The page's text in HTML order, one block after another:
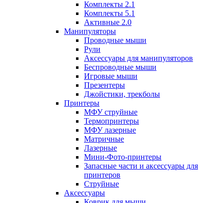
Комплекты 2.1
Комплекты 5.1
Активные 2.0
Манипуляторы
Проводные мыши
Рули
Аксессуары для манипуляторов
Беспроводные мыши
Игровые мыши
Презентеры
Джойстики, трекболы
Принтеры
МФУ струйные
Термопринтеры
МФУ лазерные
Матричные
Лазерные
Мини-Фото-принтеры
Запасные части и аксессуары для
принтеров
Струйные
Аксессуары